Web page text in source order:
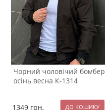
Чорний чоловічий бомбер
осінь весна К-1314
1349 грн.